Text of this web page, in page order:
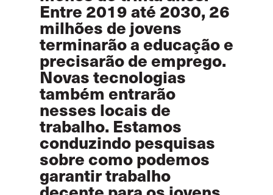
Entre 2019 até 2030, 26
milhões de jovens
terminarão a educação e
precisarão de emprego.
Novas tecnologias
também entrarão
nesses locais de
trabalho. Estamos
conduzindo pesquisas
sobre como podemos
garantir trabalho